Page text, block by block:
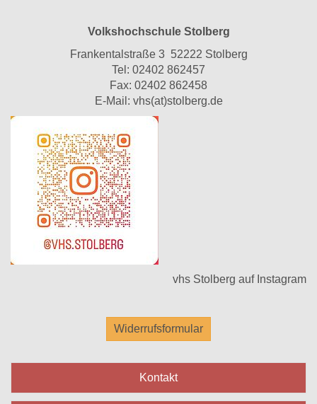
Volkshochschule Stolberg
Frankentalstraße 3 52222 Stolberg
Tel: 02402 862457
Fax: 02402 862458
E-Mail: vhs(at)stolberg.de
vhs Stolberg auf Instagram
Widerrufsformular
Kontakt